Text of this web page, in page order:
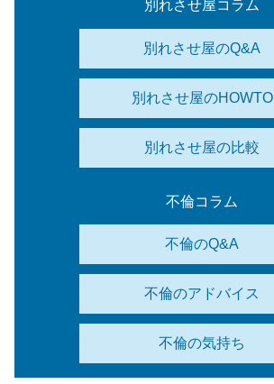
別れさせ屋コラム
別れさせ屋のQ&A
別れさせ屋のHOWTO
別れさせ屋の比較
不倫コラム
不倫のQ&A
不倫のアドバイス
不倫の気持ち